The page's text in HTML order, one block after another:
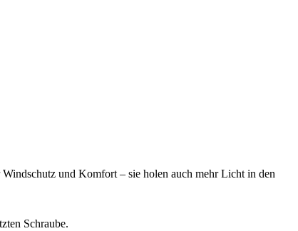
und Komfort – sie holen auch mehr Licht in den
Schraube.